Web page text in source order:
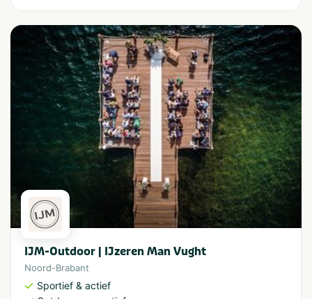
IJM-Outdoor | IJzeren Man Vught
Noord-Brabant
Sportief & actief